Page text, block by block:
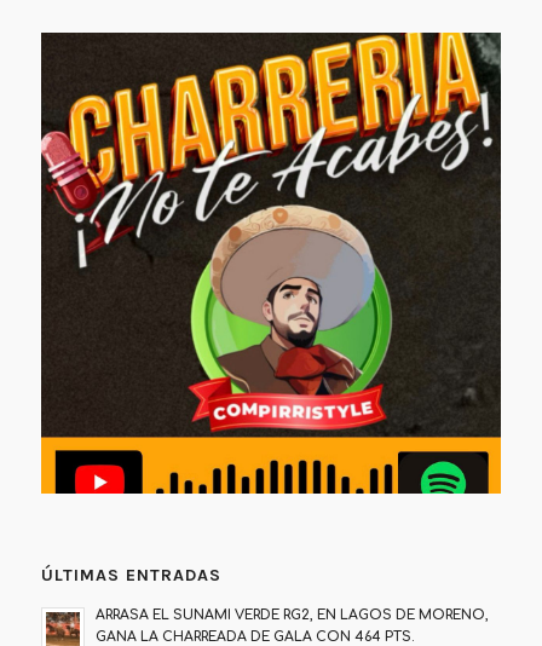
ÚLTIMAS ENTRADAS
ARRASA EL SUNAMI VERDE RG2, EN LAGOS DE MORENO,
GANA LA CHARREADA DE GALA CON 464 PTS.